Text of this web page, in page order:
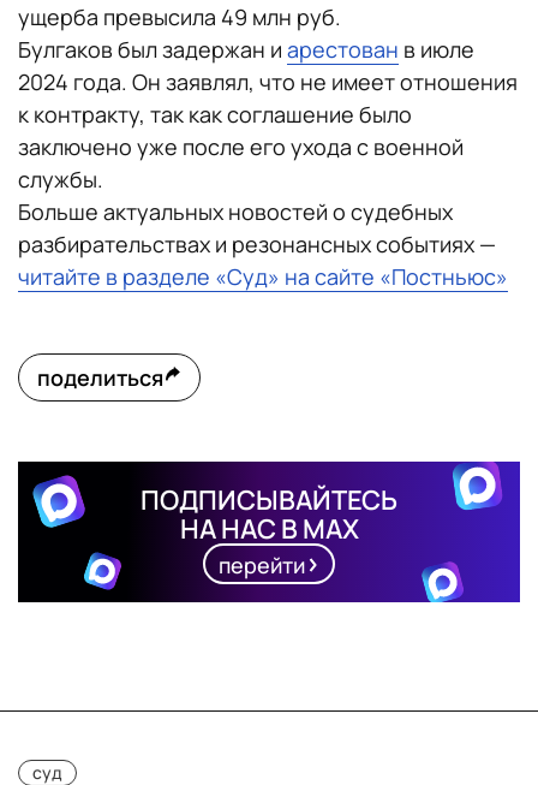
ущерба превысила 49 млн руб.
Булгаков был задержан и арестован в июле
2024 года. Он заявлял, что не имеет отношения
к контракту, так как соглашение было
заключено уже после его ухода с военной
службы.
Больше актуальных новостей о судебных
разбирательствах и резонансных событиях —
читайте в разделе «Суд» на сайте «Постньюс»
поделиться
ПОДПИСЫВАЙТЕСЬ
НА НАС В MAX
перейти
суд